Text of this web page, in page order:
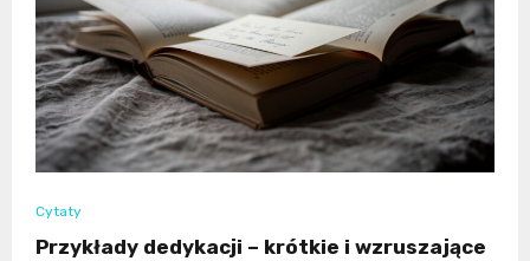
Cytaty
Przykłady dedykacji – krótkie i wzruszające